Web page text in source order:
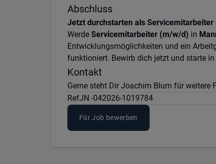
Abschluss
Jetzt durchstarten als
Werde Servicemitarbeiter (m/w/d) in
Entwicklungsmöglichkeiten und ein
funktioniert. Bewirb dich jetzt und starte in
Kontakt
Gerne steht Dir Joachim Blum für weitere
RefJN -042026-1019784
Für Job bewerben